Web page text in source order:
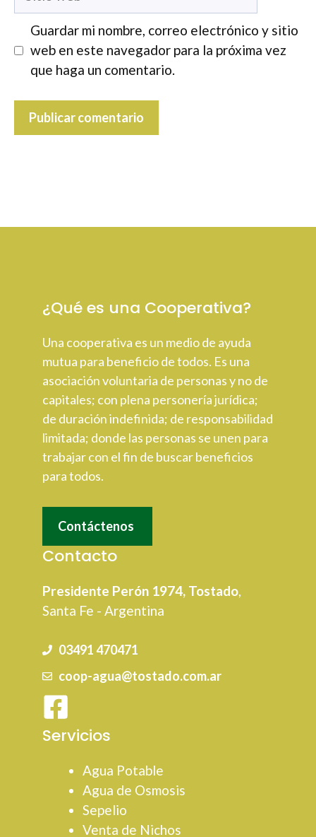
Guardar mi nombre, correo electrónico y sitio
web en este navegador para la próxima vez
que haga un comentario.
¿Qué es una Cooperativa?
Una cooperativa es un medio de ayuda
mutua para beneficio de todos. Es una
asociación voluntaria de personas y no de
capitales; con plena personería jurídica;
de duración indefinida; de responsabilidad
limitada; donde las personas se unen para
trabajar con el fin de buscar beneficios
para todos.
Contáctenos
Contacto
Presidente Perón 1974, Tostado
Santa Fe - Argentina
03491 470471
coop-agua@tostado.com.ar
Servicios
Agua Potable
Agua de Osmosis
Sepelio
Venta de Nichos